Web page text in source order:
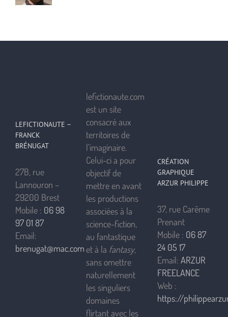
LEFICTIONAUTE –
FRANCK
BRÉNUGAT
27B, rue
Lannouron –
29200 Brest
Mobile : 06 98
97 01 87
Email:
brenugat@mac.com
lefictionaute.com
est un site
consacré aux
territoires de
l’imaginaire.
Celui-ci a pour
objectif de
mettre en avant
les productions
associées à la
science-fiction,
au fantastique
et à la fantasy,
sans omettre
naturellement
les singuliers
domaines
flirtant avec les
CRÉATION
GRAPHIQUE
ARZUR PHILIPPE
37, rue Carême
Prenant
Mobile : 06 87
24 05 17
Email: ARZUR
FREELANCE
Web :
https://